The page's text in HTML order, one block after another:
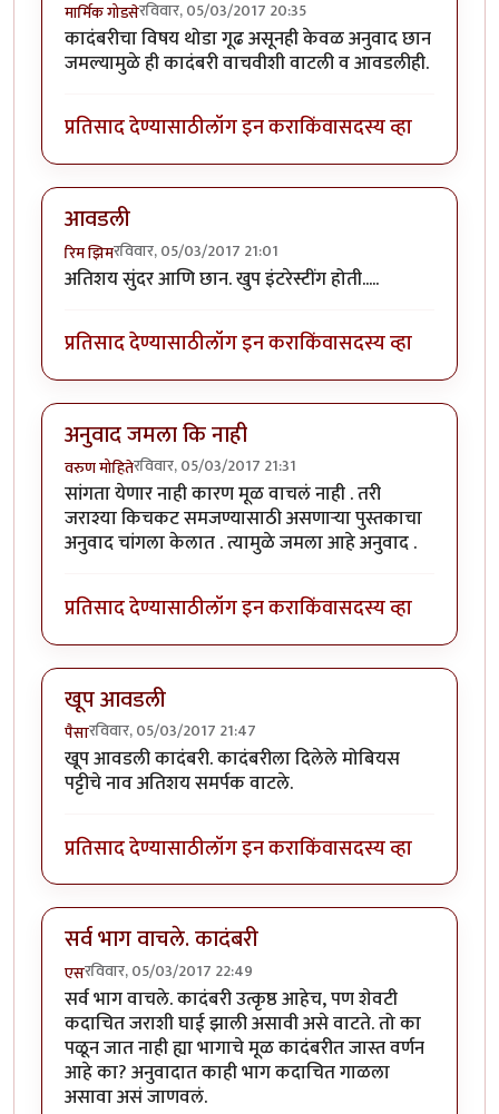
मार्मिक गोडसेरविवार, 05/03/2017 20:35
कादंबरीचा विषय थोडा गूढ असूनही केवळ अनुवाद छान
जमल्यामुळे ही कादंबरी वाचवीशी वाटली व आवडलीही.
प्रतिसाद देण्यासाठीलॉग इन कराकिंवासदस्य व्हा
आवडली
रिम झिमरविवार, 05/03/2017 21:01
अतिशय सुंदर आणि छान. खुप इंटरेस्टींग होती.....
प्रतिसाद देण्यासाठीलॉग इन कराकिंवासदस्य व्हा
अनुवाद जमला कि नाही
वरुण मोहितेरविवार, 05/03/2017 21:31
सांगता येणार नाही कारण मूळ वाचलं नाही . तरी
जराश्या किचकट समजण्यासाठी असणाऱ्या पुस्तकाचा
अनुवाद चांगला केलात . त्यामुळे जमला आहे अनुवाद .
प्रतिसाद देण्यासाठीलॉग इन कराकिंवासदस्य व्हा
खूप आवडली
पैसारविवार, 05/03/2017 21:47
खूप आवडली कादंबरी. कादंबरीला दिलेले मोबियस
पट्टीचे नाव अतिशय समर्पक वाटले.
प्रतिसाद देण्यासाठीलॉग इन कराकिंवासदस्य व्हा
सर्व भाग वाचले. कादंबरी
एसरविवार, 05/03/2017 22:49
सर्व भाग वाचले. कादंबरी उत्कृष्ठ आहेच, पण शेवटी
कदाचित जराशी घाई झाली असावी असे वाटते. तो का
पळून जात नाही ह्या भागाचे मूळ कादंबरीत जास्त वर्णन
आहे का? अनुवादात काही भाग कदाचित गाळला
असावा असं जाणवलं.